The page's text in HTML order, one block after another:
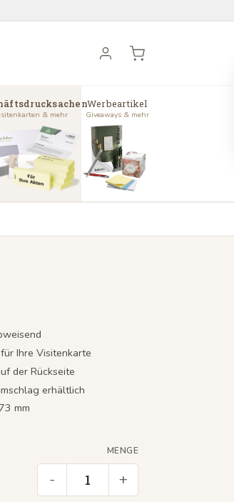
& mehr
Werbeartikel
Giveaways & mehr
Ihre Visitenkarte
der Rückseite
erhältlich
mm
MENGE
- +